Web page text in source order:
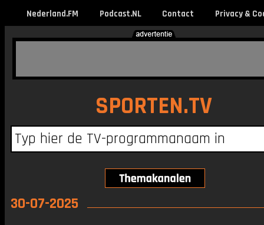
Nederland.FM Podcast.NL Contact Privacy &
SPORTEN.TV
30-07-2025